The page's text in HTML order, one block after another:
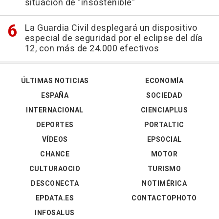
La Guardia Civil desplegará un dispositivo
especial de seguridad por el eclipse del día
12, con más de 24.000 efectivos
ÚLTIMAS NOTICIAS
ESPAÑA
INTERNACIONAL
DEPORTES
VÍDEOS
ECONOMÍA
SOCIEDAD
CIENCIAPLUS
PORTALTIC
EPSOCIAL
CHANCE
CULTURAOCIO
DESCONECTA
EPDATA.ES
INFOSALUS
MOTOR
TURISMO
NOTIMÉRICA
CONTACTOPHOTO